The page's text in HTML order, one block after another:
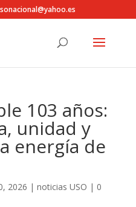
103 años:
unidad y
energía de
2026 | noticias USO | 0